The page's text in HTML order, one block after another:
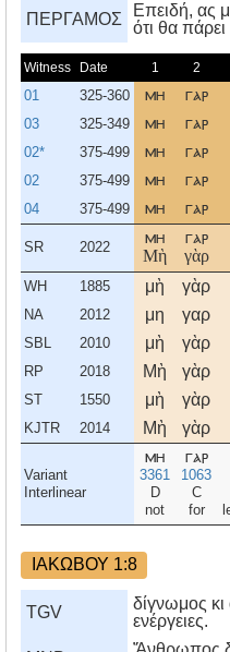
ΠΕΡΓΑΜΟΣ
Eπειδή, ας
ότι θα
Witness Date 1 2
01 325-360 μη γαρ
03 325-349 μη γαρ
02* 375-499 μη γαρ
02 375-499 μη γαρ
04 375-499 μη γαρ
SR 2022
μη
Μὴ
γαρ
γὰρ
WH 1885 μὴ γὰρ
NA 2012 μη γαρ
SBL 2010 μὴ γὰρ
RP 2018 Μὴ γὰρ
ST 1550 μὴ γὰρ
KJTR 2014 Μὴ γὰρ
Variant
Interlinear
μη
3361
D
not
γαρ
1063
C
for
ΙΑΚΩΒΟΥ 1:8
TGV
δίγνωμος κι
ενέργειες.